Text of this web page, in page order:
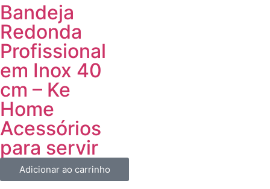
Bandeja
Redonda
Profissional
em Inox 40
cm – Ke
Home
Acessórios
para servir
Adicionar ao carrinho